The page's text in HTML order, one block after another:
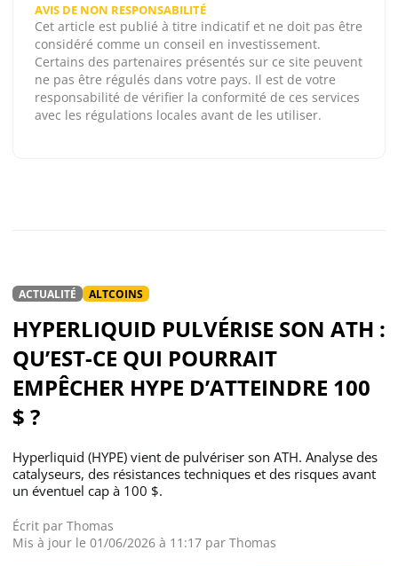
AVIS DE NON RESPONSABILITÉ
Cet article est publié à titre indicatif et ne doit pas être
considéré comme un conseil en investissement.
Certains des partenaires présentés sur ce site peuvent
ne pas être régulés dans votre pays. Il est de votre
responsabilité de vérifier la conformité de ces services
avec les régulations locales avant de les utiliser.
ACTUALITÉ ALTCOINS
HYPERLIQUID PULVÉRISE SON ATH :
QU’EST-CE QUI POURRAIT
EMPÊCHER HYPE D’ATTEINDRE 100
$ ?
Hyperliquid (HYPE) vient de pulvériser son ATH. Analyse des
catalyseurs, des résistances techniques et des risques avant
un éventuel cap à 100 $.
Écrit par Thomas
Mis à jour le 01/06/2026 à 11:17 par Thomas